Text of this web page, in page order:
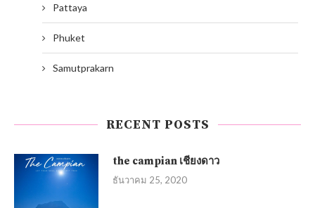
Pattaya
Phuket
Samutprakarn
RECENT POSTS
the campian เชียงดาว
ธันวาคม 25, 2020